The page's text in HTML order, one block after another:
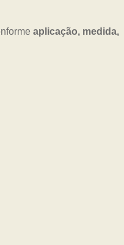
aplicação, medida,